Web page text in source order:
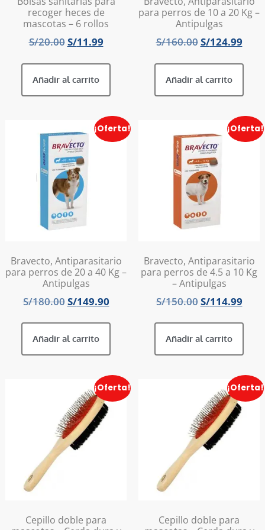
recoger heces de
mascotas – 6 rollos
S/20.00S/11.99
Añadir al carrito
para perros de 10 a 20 Kg –
Antipulgas
S/160.00S/124.99
Añadir al carrito
¡Oferta!
Bravecto, Antiparasitario
para perros de 20 a 40 Kg –
Antipulgas
S/180.00S/149.90
Añadir al carrito
¡Oferta!
Bravecto, Antiparasitario
para perros de 4.5 a 10 Kg
– Antipulgas
S/150.00S/114.99
Añadir al carrito
¡Oferta!
Cepillo doble para
¡Oferta!
Cepillo doble para